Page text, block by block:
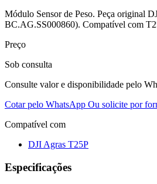
Módulo Sensor de Peso. Peça original
BC.AG.SS000860). Compatível com
Preço
Sob consulta
Consulte valor e disponibilidade pelo
Cotar pelo WhatsApp Ou solicite por
Compatível com
DJI Agras T25P
Especificações